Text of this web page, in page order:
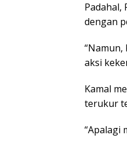
Padahal,
dengan
“Namun,
aksi
Kamal
terukur
“Apalagi